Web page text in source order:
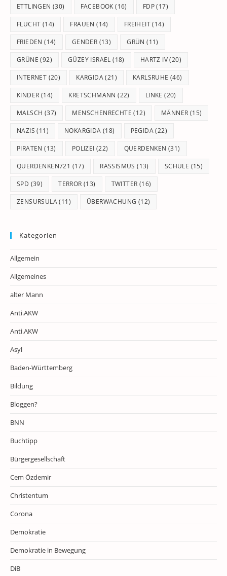
ETTLINGEN (30) FACEBOOK (16) FDP(17)
FLUCHT (14) FRAUEN (14) FREIHEIT(14)
FRIEDEN (14) GENDER (13) GRÜN (11)
GRÜNE (92) GÜZEY ISRAEL (18) HARTZ IV(20)
INTERNET (20) KARGIDA(21) KARLSRUHE (46)
KINDER (14) KRETSCHMANN (22) LINKE (20)
MALSCH (37) MENSCHENRECHTE (12) MÄNNER (15)
NAZIS (11) NOKARGIDA (18) PEGIDA(22)
PIRATEN (13) POLIZEI (22) QUERDENKEN (31)
QUERDENKEN721 (17) RASSISMUS (13) SCHULE (15)
SPD (39) TERROR (13) TWITTER (16)
ZENSURSULA(11) ÜBERWACHUNG (12)
Kategorien
Allgemein
Allgemeines
alter Mann
Anti.AKW
Anti.AKW
Asyl
Baden-Württemberg
Bildung
Bloggen?
BNN
Buchtipp
Bürgergesellschaft
Cem Özdemir
Christentum
Corona
Demokratie
Demokratie in Bewegung
DiB